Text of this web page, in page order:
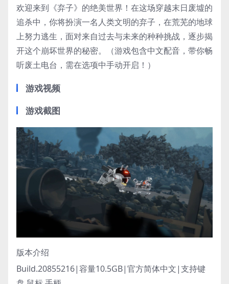
欢迎来到《弃子》的绝美世界！在这场穿越末日废墟的
追杀中，你将扮演一名人类文明的弃子，在荒芜的地球
上努力逃生，面对来自过去与未来的种种挑战，逐步揭
开这个崩坏世界的秘密。（游戏包含中文配音，带你畅
听废土电台，需在选项中手动开启！）
游戏视频
游戏截图
版本介绍
Build.20855216|容量10.5GB|官方简体中文|支持键